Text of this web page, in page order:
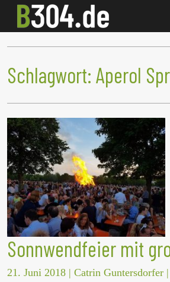
Schlagwort: Aperol
Sonnwendfeier mit
21. Juni 2018 | Catrin Guntersdorfer |